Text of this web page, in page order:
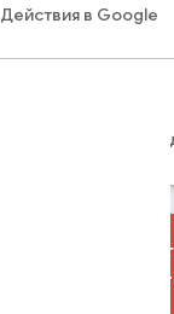
Действия в Google